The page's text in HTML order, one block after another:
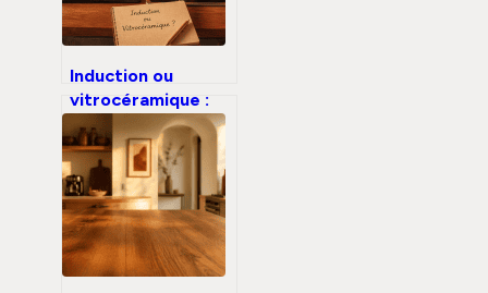
Induction ou
vitrocéramique :
60 % d’économie
d’énergie et les
critères pour
choisir